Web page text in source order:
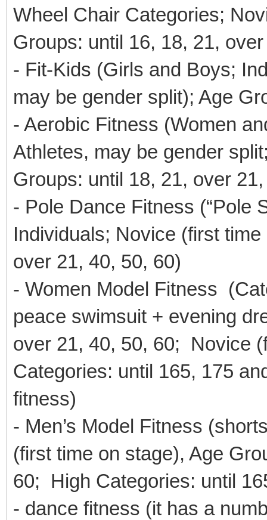
Wheel Chair Categories;
Groups: until 16, 18, 21,
- Fit-Kids (Girls and Boys;
may be gender split); Age
- Aerobic Fitness (Women
Athletes, may be gender
Groups: until 18, 21, over
- Pole Dance Fitness (“Pole
Individuals; Novice (first
over 21, 40, 50, 60)
- Women Model Fitness
peace swimsuit + evening
over 21, 40, 50, 60; Novice
Categories: until 165, 175
fitness)
- Men’s Model Fitness
(first time on stage), Age
60; High Categories: until
- dance fitness (it has a